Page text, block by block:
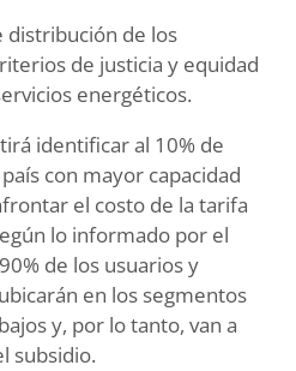
distribución de los
de justicia y equidad
energéticos.
identificar al 10% de
con mayor capacidad
el costo de la tarifa
lo informado por el
de los usuarios y
en los segmentos
y, por lo tanto, van a
subsidio.